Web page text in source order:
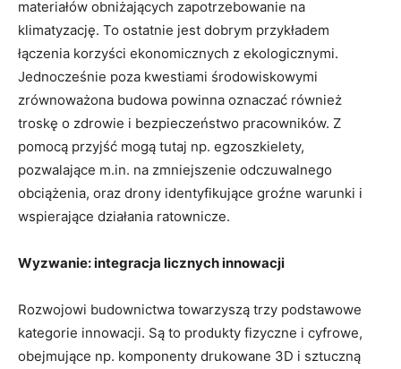
materiałów obniżających zapotrzebowanie na
klimatyzację. To ostatnie jest dobrym przykładem
łączenia korzyści ekonomicznych z ekologicznymi.
Jednocześnie poza kwestiami środowiskowymi
zrównoważona budowa powinna oznaczać również
troskę o zdrowie i bezpieczeństwo pracowników. Z
pomocą przyjść mogą tutaj np. egzoszkielety,
pozwalające m.in. na zmniejszenie odczuwalnego
obciążenia, oraz drony identyfikujące groźne warunki i
wspierające działania ratownicze.
Wyzwanie: integracja licznych innowacji
Rozwojowi budownictwa towarzyszą trzy podstawowe
kategorie innowacji. Są to produkty fizyczne i cyfrowe,
obejmujące np. komponenty drukowane 3D i sztuczną